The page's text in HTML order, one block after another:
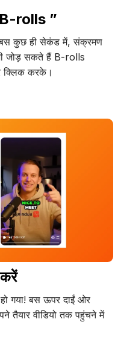
rolls ”
कुछ ही सेकंड में, संक्रमण
जोड़ सकते हैं B-rolls
क्लिक करके।
गया! बस ऊपर दाईं ओर
तैयार वीडियो तक पहुंचने में